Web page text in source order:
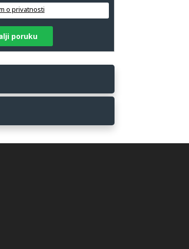
o privatnosti
poruku